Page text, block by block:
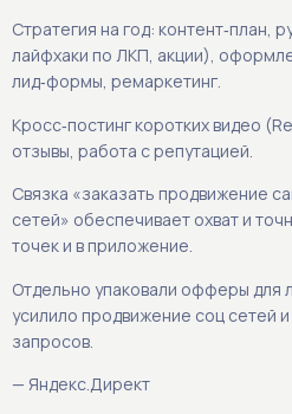
Стратегия на год: контент‑план,
лайфхаки по ЛКП, акции),
лид‑формы, ремаркетинг.
Кросс‑постинг коротких видео
отзывы, работа с репутацией.
Связка «заказать продвижение
сетей» обеспечивает охват и
точек и в приложение.
Отдельно упаковали офферы для
усилило продвижение соц сетей
запросов.
— Яндекс.Директ